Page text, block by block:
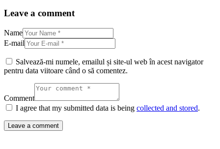
Leave a comment
Name
E-mail
Salvează-mi numele, emailul și site-ul web în acest navigator
pentru data viitoare când o să comentez.
Comment
I agree that my submitted data is being collected and stored.